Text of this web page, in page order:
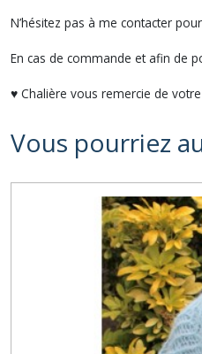
N’hésitez pas à me contacter
En cas de commande et afin de
♥ Chalière vous remercie de
Vous pourriez